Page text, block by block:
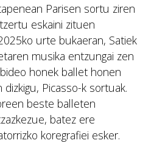
Parisen sortu ziren
eskaini zituen
urte bukaeran, Satiek
musika entzungai zen
honek ballet honen
dizkigu, Picasso-k sortuak.
beste balleten
batez ere
koregrafiei esker.